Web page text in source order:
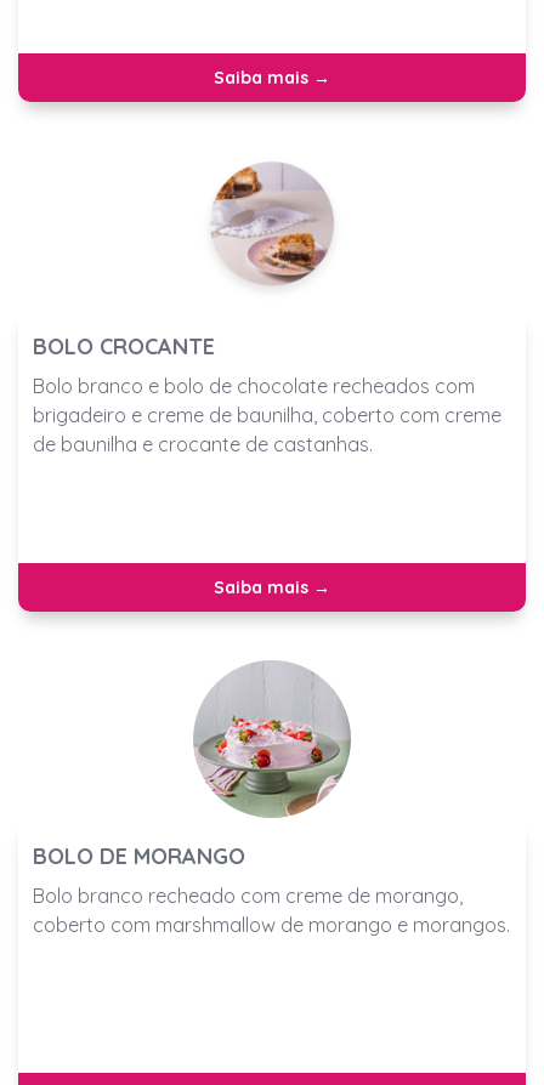
Saiba mais →
BOLO CROCANTE
Bolo branco e bolo de chocolate recheados com
brigadeiro e creme de baunilha, coberto com creme
de baunilha e crocante de castanhas.
Saiba mais →
BOLO DE MORANGO
Bolo branco recheado com creme de morango,
coberto com marshmallow de morango e morangos.